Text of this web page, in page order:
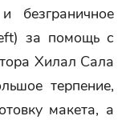
безграничное
за помощь с
Хилал Сала
терпение,
макета, а